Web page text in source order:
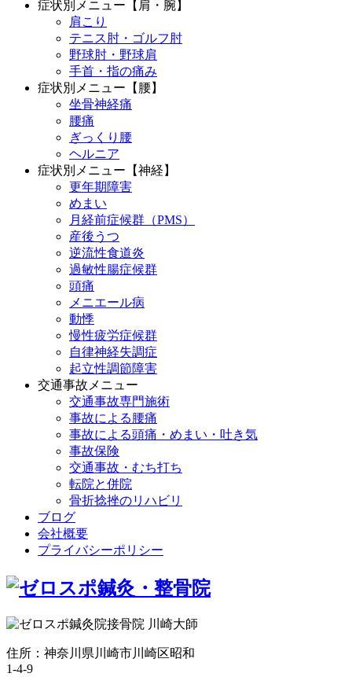
症状別メニュー【肩・腕】
肩こり
テニス肘・ゴルフ肘
野球肘・野球肩
手首・指の痛み
症状別メニュー【腰】
坐骨神経痛
腰痛
ぎっくり腰
ヘルニア
症状別メニュー【神経】
更年期障害
めまい
月経前症候群（PMS）
産後うつ
逆流性食道炎
過敏性腸症候群
頭痛
メニエール病
動悸
慢性疲労症候群
自律神経失調症
起立性調節障害
交通事故メニュー
交通事故専門施術
事故による腰痛
事故による頭痛・めまい・吐き気
事故保険
交通事故・むち打ち
転院と併院
骨折捻挫のリハビリ
ブログ
会社概要
プライバシーポリシー
住所：神奈川県川崎市川崎区昭和
1-4-9